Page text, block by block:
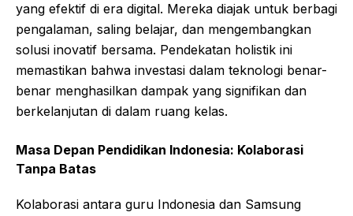
yang efektif di era digital. Mereka diajak untuk berbagi
pengalaman, saling belajar, dan mengembangkan
solusi inovatif bersama. Pendekatan holistik ini
memastikan bahwa investasi dalam teknologi benar-
benar menghasilkan dampak yang signifikan dan
berkelanjutan di dalam ruang kelas.
Masa Depan Pendidikan Indonesia: Kolaborasi
Tanpa Batas
Kolaborasi antara guru Indonesia dan Samsung